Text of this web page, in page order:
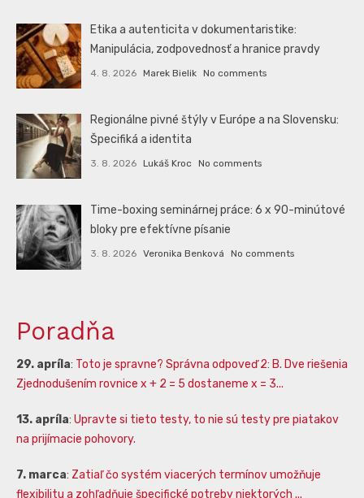
Etika a autenticita v dokumentaristike:
Manipulácia, zodpovednosť a hranice pravdy
4. 8. 2026 Marek Bielik No comments
Regionálne pivné štýly v Európe a na Slovensku:
Špecifiká a identita
3. 8. 2026 Lukáš Kroc No comments
Time-boxing seminárnej práce: 6 x 90-minútové
bloky pre efektívne písanie
3. 8. 2026 Veronika Benková No comments
Poradňa
29. apríla: Toto je spravne? Správna odpoveď 2: B. Dve riešenia
Zjednodušením rovnice x + 2 = 5 dostaneme x = 3...
13. apríla: Upravte si tieto testy, to nie sú testy pre piatakov
na prijímacie pohovory.
7. marca: Zatiaľ čo systém viacerých termínov umožňuje
flexibilitu a zohľadňuje špecifické potreby niektorých ...